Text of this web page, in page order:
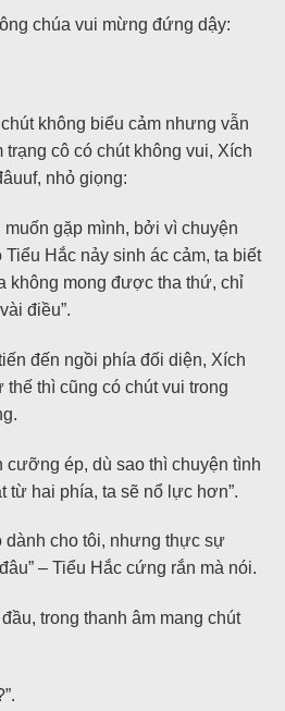
chúa vui mừng đứng dậy:
không biểu cảm nhưng vẫn
cô có chút không vui, Xích
nhỏ giọng:
muốn gặp mình, bởi vì chuyện
Tiểu Hắc nảy sinh ác cảm, ta biết
không mong được tha thứ, chỉ
điều”.
đến ngồi phía đối diện, Xích
thì cũng có chút vui trong
cưỡng ép, dù sao thì chuyện tình
từ hai phía, ta sẽ nổ lực hơn”.
dành cho tôi, nhưng thực sự
– Tiểu Hắc cứng rắn mà nói.
trong thanh âm mang chút